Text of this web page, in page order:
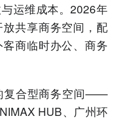
运维成本。2026年
共享商务空间，配
商临时办公、商务
复合型商务空间——
HUB、广州环